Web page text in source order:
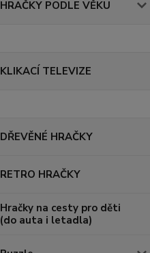
HRAČKY PODLE VĚKU
KLIKACÍ TELEVIZE
DŘEVĚNÉ HRAČKY
RETRO HRAČKY
Hračky na cesty pro děti
(do auta i letadla)